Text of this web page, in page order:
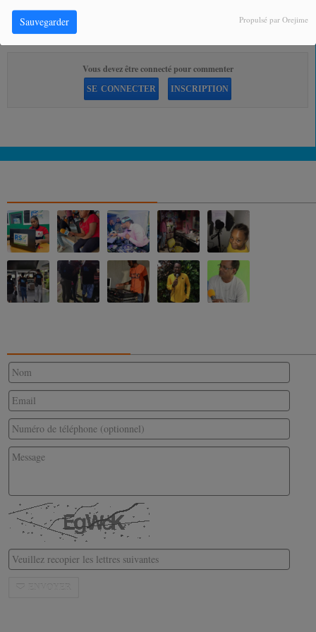
Sauvegarder Propulsé par Orejime
COMMENTAIRES(0)
Vous devez être connecté pour commenter
SE CONNECTER INSCRIPTION